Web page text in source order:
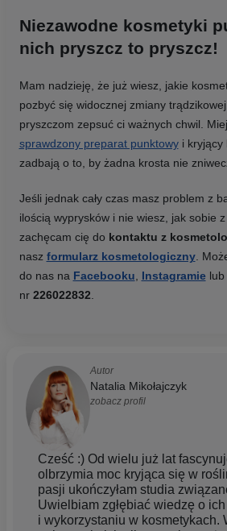
Niezawodne kosmetyki
nich pryszcz to pryszcz!
Mam nadzieję, że już wiesz, jakie
pozbyć się widocznej zmiany
pryszczom zepsuć ci ważnych chwil.
sprawdzony preparat punktowyi kryjący
zadbają o to, by żadna krosta nie
Jeśli jednak cały czas masz problem z
ilością wyprysków i nie wiesz, jak sobie
zachęcam cię do kontaktu z
nasz formularz kosmetologiczny.
do nas na Facebooku Instagramielub
nr 226022832
Autor
Natalia Mikołajczyk
zobacz profil
Cześć :) Od wielu już lat
olbrzymia moc kryjąca się w
pasji ukończyłam studia
Uwielbiam zgłębiać wiedzę o
i wykorzystaniu w kosmetykach.